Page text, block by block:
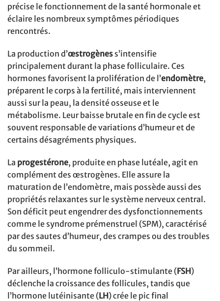
précise le fonctionnement de la santé hormonale et
éclaire les nombreux symptômes périodiques
rencontrés.
La production d’œstrogènes s’intensifie
principalement durant la phase folliculaire. Ces
hormones favorisent la prolifération de l’endomètre,
préparent le corps à la fertilité, mais interviennent
aussi sur la peau, la densité osseuse et le
métabolisme. Leur baisse brutale en fin de cycle est
souvent responsable de variations d’humeur et de
certains désagréments physiques.
La progestérone, produite en phase lutéale, agit en
complément des œstrogènes. Elle assure la
maturation de l’endomètre, mais possède aussi des
propriétés relaxantes sur le système nerveux central.
Son déficit peut engendrer des dysfonctionnements
comme le syndrome prémenstruel (SPM), caractérisé
par des sautes d’humeur, des crampes ou des troubles
du sommeil.
Par ailleurs, l’hormone folliculo-stimulante (FSH)
déclenche la croissance des follicules, tandis que
l’hormone lutéinisante (LH) crée le pic final